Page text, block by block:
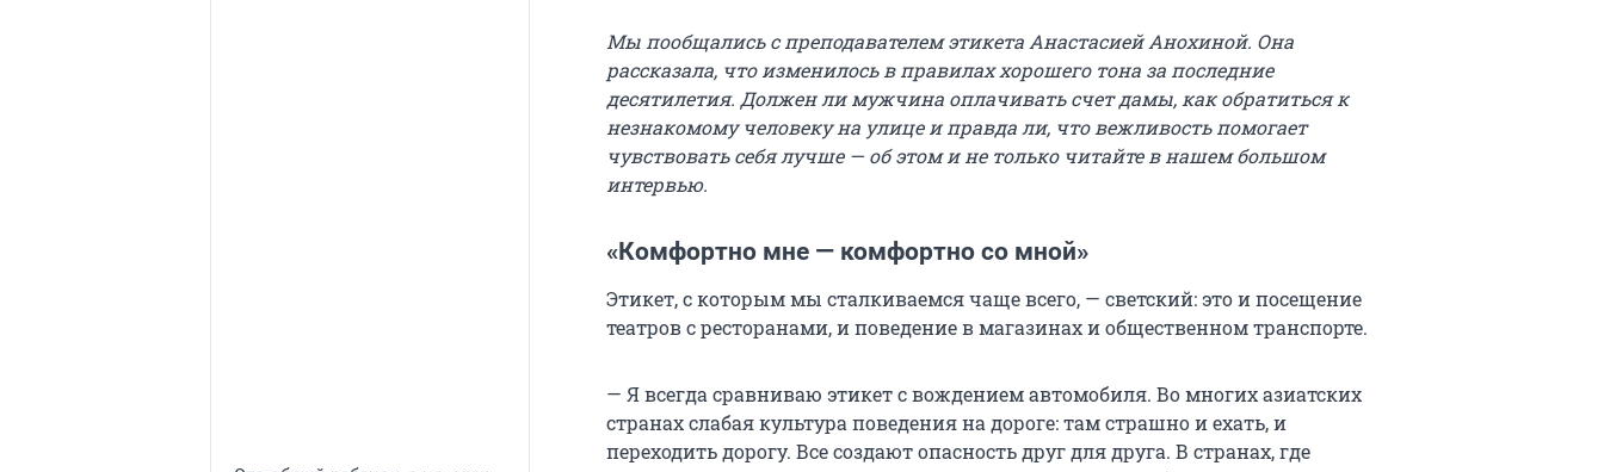
Мы пообщались с преподавателем этикета Анастасией Анохиной. Она
рассказала, что изменилось в правилах хорошего тона за последние
десятилетия. Должен ли мужчина оплачивать счет дамы, как обратиться к
незнакомому человеку на улице и правда ли, что вежливость помогает
чувствовать себя лучше — об этом и не только читайте в нашем большом
интервью.
«Комфортно мне — комфортно со мной»
Этикет, с которым мы сталкиваемся чаще всего, — светский: это и посещение
театров с ресторанами, и поведение в магазинах и общественном транспорте.
— Я всегда сравниваю этикет с вождением автомобиля. Во многих азиатских
странах слабая культура поведения на дороге: там страшно и ехать, и
переходить дорогу. Все создают опасность друг для друга. В странах, где